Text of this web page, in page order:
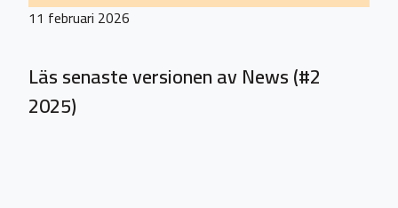
11 februari 2026
Läs senaste versionen av News (#2
2025)